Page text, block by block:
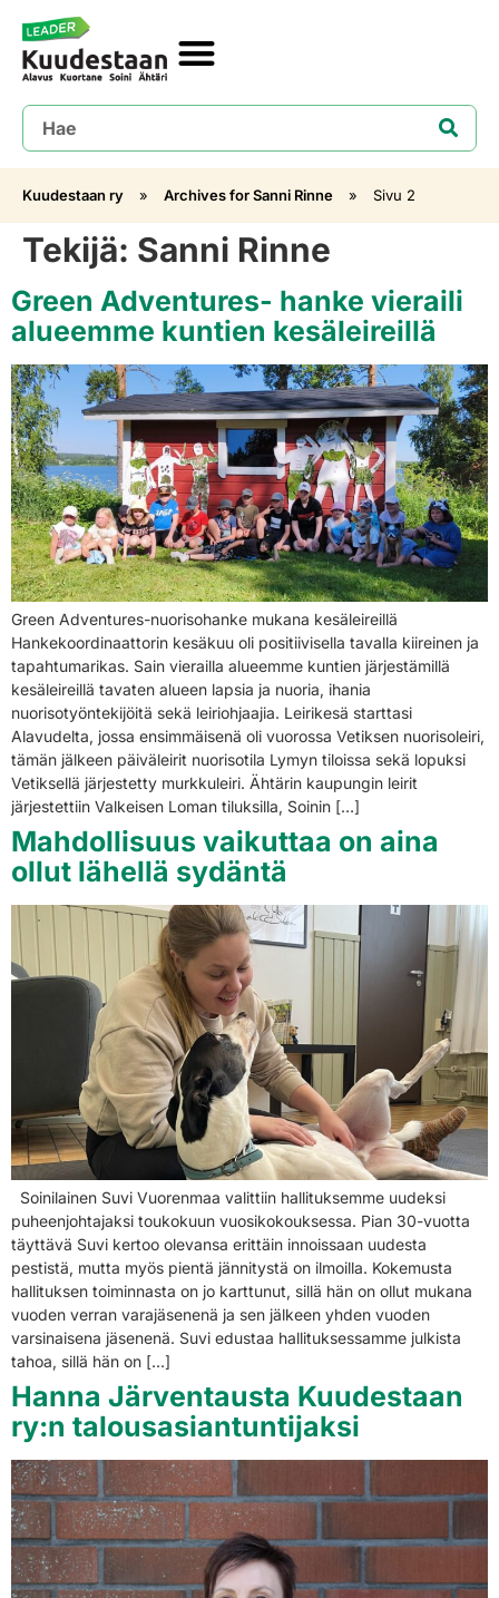
Kuudestaan ry » Archives for Sanni Rinne » Sivu 2
Tekijä: Sanni Rinne
Green Adventures- hanke vieraili
alueemme kuntien kesäleireillä
Green Adventures-nuorisohanke mukana kesäleireillä
Hankekoordinaattorin kesäkuu oli positiivisella tavalla kiireinen ja
tapahtumarikas. Sain vierailla alueemme kuntien järjestämillä
kesäleireillä tavaten alueen lapsia ja nuoria, ihania
nuorisotyöntekijöitä sekä leiriohjaajia. Leirikesä starttasi
Alavudelta, jossa ensimmäisenä oli vuorossa Vetiksen nuorisoleiri,
tämän jälkeen päiväleirit nuorisotila Lymyn tiloissa sekä lopuksi
Vetiksellä järjestetty murkkuleiri. Ähtärin kaupungin leirit
järjestettiin Valkeisen Loman tiluksilla, Soinin […]
Mahdollisuus vaikuttaa on aina
ollut lähellä sydäntä
Soinilainen Suvi Vuorenmaa valittiin hallituksemme uudeksi
puheenjohtajaksi toukokuun vuosikokouksessa. Pian 30-vuotta
täyttävä Suvi kertoo olevansa erittäin innoissaan uudesta
pestistä, mutta myös pientä jännitystä on ilmoilla. Kokemusta
hallituksen toiminnasta on jo karttunut, sillä hän on ollut mukana
vuoden verran varajäsenenä ja sen jälkeen yhden vuoden
varsinaisena jäsenenä. Suvi edustaa hallituksessamme julkista
tahoa, sillä hän on […]
Hanna Järventausta Kuudestaan
ry:n talousasiantuntijaksi